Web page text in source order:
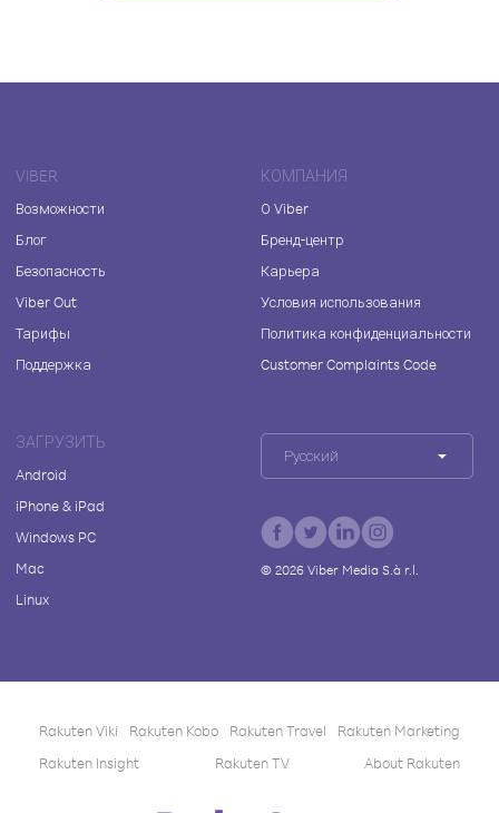
VIBER
Возможности
Блог
Безопасность
Viber Out
Тарифы
Поддержка
КОМПАНИЯ
О Viber
Бренд-центр
Карьера
Условия использования
Политика конфиденциальности
Customer Complaints Code
ЗАГРУЗИТЬ
Android
iPhone & iPad
Windows PC
Mac
Linux
Русский
© 2026Viber Media S.à r.l.
Rakuten Viki Rakuten Kobo Rakuten Travel
Rakuten Marketing
Rakuten Insight
Rakuten TV About Rakuten